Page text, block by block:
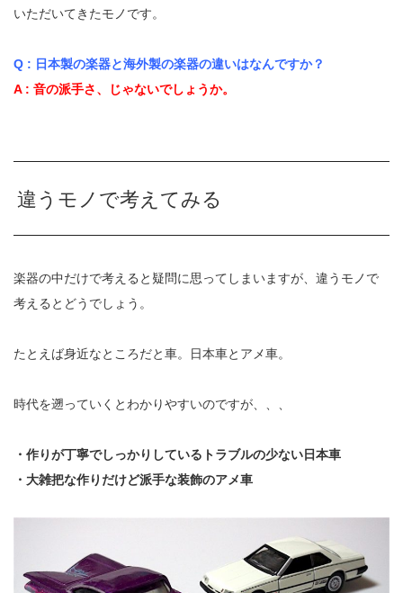
いただいてきたモノです。
Q : 日本製の楽器と海外製の楽器の違いはなんですか？
A : 音の派手さ、じゃないでしょうか。
違うモノで考えてみる
楽器の中だけで考えると疑問に思ってしまいますが、違うモノで
考えるとどうでしょう。
たとえば身近なところだと車。日本車とアメ車。
時代を遡っていくとわかりやすいのですが、、、
・作りが丁寧でしっかりしているトラブルの少ない日本車
・大雑把な作りだけど派手な装飾のアメ車